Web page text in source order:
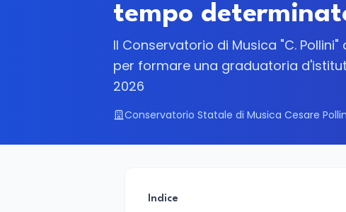
tempo
Il Conservatorio di Musica "C.
per formare una graduatoria
2026
Conservatorio Statale di Musica Cesare
Indice